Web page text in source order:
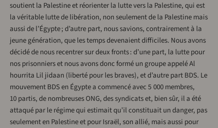
soutient la Palestine et réorienter la lutte vers la Palestine, qui est
la véritable lutte de libération, non seulement de la Palestine mais
aussi de l’Égypte ; d’autre part, nous savions, contrairement à la
jeune génération, que les temps devenaient difficiles. Nous avons
décidé de nous recentrer sur deux fronts : d’une part, la lutte pour
nos prisonniers et nous avons donc formé un groupe appelé Al
hourrita Lil jidaan (liberté pour les braves), et d’autre part BDS. Le
mouvement BDS en Égypte a commencé avec 5 000 membres,
10 partis, de nombreuses ONG, des syndicats et, bien sûr, il a été
attaqué par le régime qui estimait qu’il constituait un danger, pas
seulement en Palestine et pour Israël, son allié, mais aussi pour